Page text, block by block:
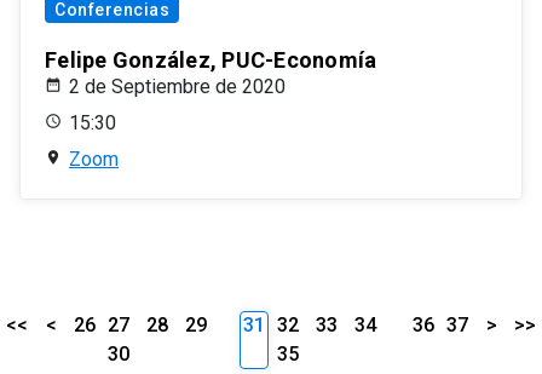
Conferencias
Felipe González, PUC-Economía
2 de Septiembre de 2020
15:30
Zoom
<< < 26 27 28
29
30
31 32 33
34
35
36 37 > >>